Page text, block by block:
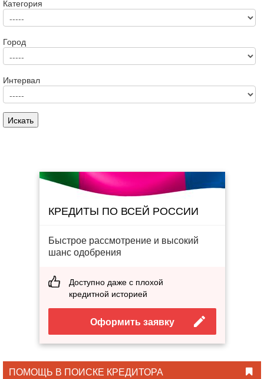
Категория
Город
Интервал
КРЕДИТЫ ПО ВСЕЙ РОССИИ
Быстрое рассмотрение и высокий
шанс одобрения
Доступно даже с плохой
кредитной историей
Оформить заявку
ПОМОЩЬ В ПОИСКЕ КРЕДИТОРА